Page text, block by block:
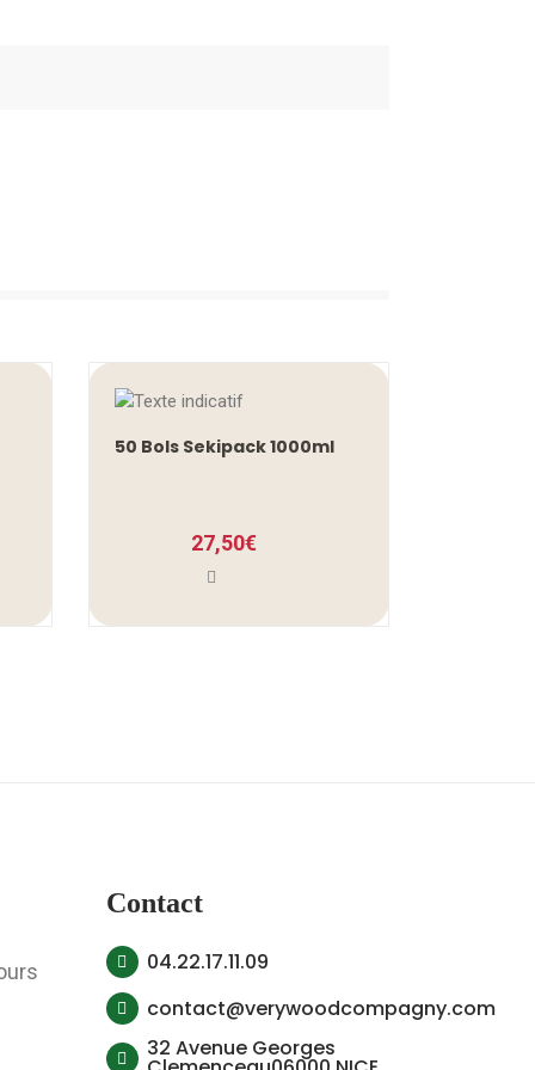
50 Bols Sekipack 1000ml
27,50€
Contact
04.22.17.11.09
contact@verywoodcompagny.com
32 Avenue Georges